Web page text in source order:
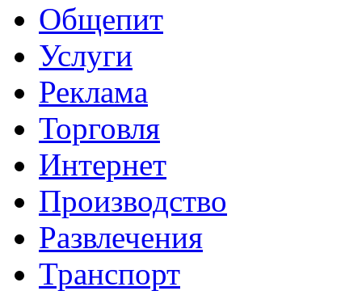
Общепит
Услуги
Реклама
Торговля
Интернет
Производство
Развлечения
Транспорт